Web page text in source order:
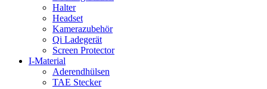
Halter
Headset
Kamerazubehör
Qi Ladegerät
Screen Protector
I-Material
Aderendhülsen
TAE Stecker